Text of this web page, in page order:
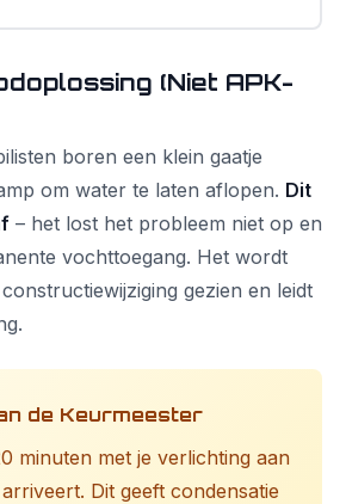
(Niet APK-
boren een klein gaatje
om water te laten aflopen. Dit
– het lost het probleem niet op en
vochttoegang. Het wordt
gezien en leidt
de Keurmeester
minuten met je verlichting aan
Dit geeft condensatie